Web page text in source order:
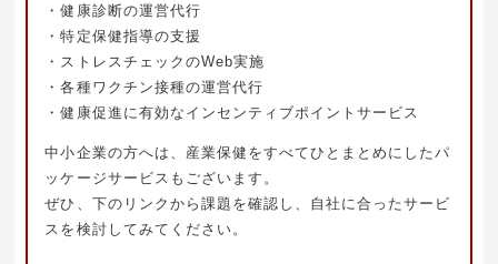
・健康診断の運営代行
・特定保健指導の支援
・ストレスチェックのWeb実施
・各種ワクチン接種の運営代行
・健康促進に有効なインセンティブポイントサービス
中小企業の方へは、産業保健をすべてひとまとめにしたパ
ッケージサービスもございます。
ぜひ、下のリンクから課題を確認し、自社に合ったサービ
スを検討してみてください。